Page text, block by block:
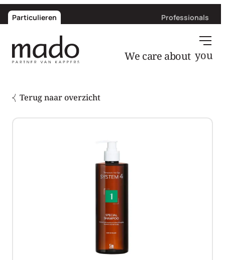
Particulieren Professionals
We care about you
Terug naar overzicht